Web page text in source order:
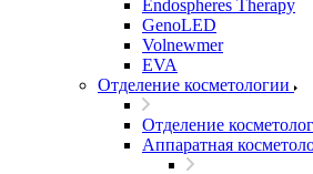
Endospheres Therapy
GenoLED
Volnewmer
EVA
Отделение косметологии
Отделение
Аппаратная